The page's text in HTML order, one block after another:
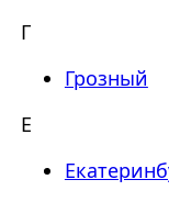
Г
Грозный
Е